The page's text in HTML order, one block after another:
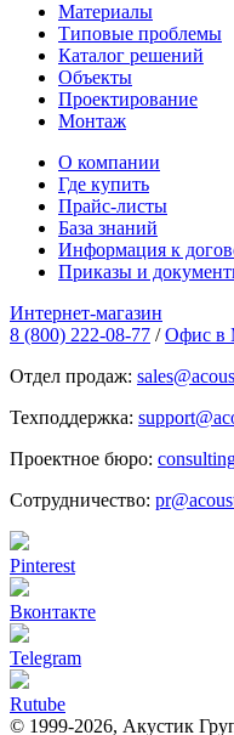
Материалы
Типовые проблемы
Каталог решений
Объекты
Проектирование
Монтаж
О компании
Где купить
Прайс-листы
База знаний
Информация к
Приказы и
Интернет-магазин
8 (800) 222-08-77 / Офис в
Отдел продаж:
Техподдержка:
Проектное бюро:
Сотрудничество:
Pinterest
Вконтакте
Telegram
Rutube
© 1999-2026, Акустик